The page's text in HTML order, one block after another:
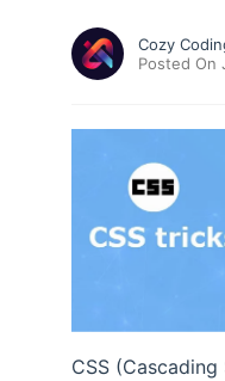
Cozy
Posted On
CSS (Cascading